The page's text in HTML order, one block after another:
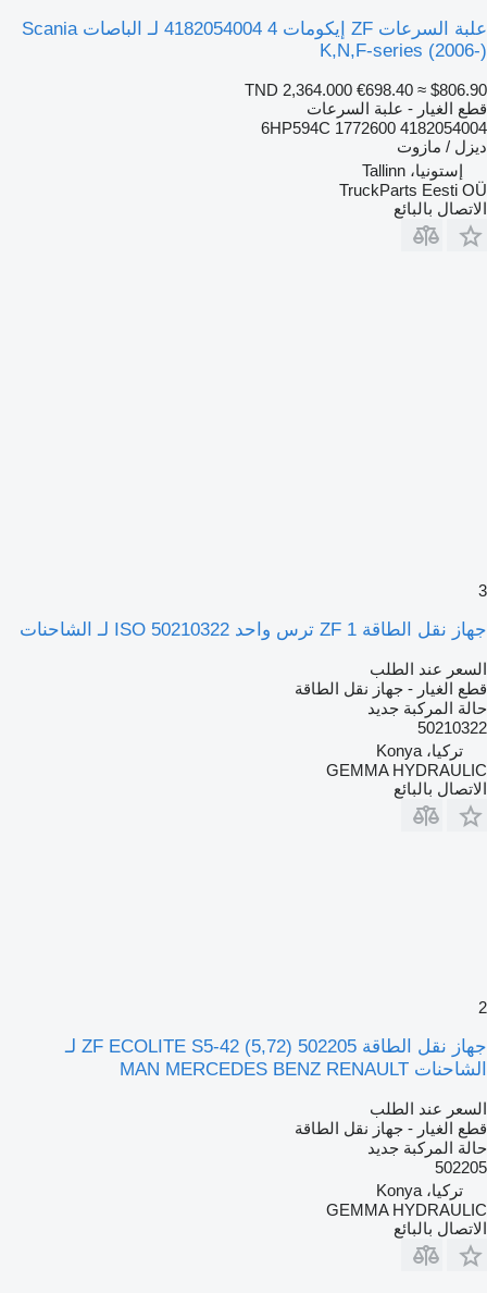
علبة السرعات ZF إيكومات 4 4182054004 لـ الباصات Scania
K,N,F-series (2006-)
TND 2,364.000 €698.40 ≈ $806.90
قطع الغيار - علبة السرعات
4182054004 6HP594C 1772600
ديزل / مازوت
إستونيا، Tallinn
TruckParts Eesti OÜ
الاتصال بالبائع
3
جهاز نقل الطاقة ZF 1 ترس واحد ISO 50210322 لـ الشاحنات
السعر عند الطلب
قطع الغيار - جهاز نقل الطاقة
حالة المركبة جديد
50210322
تركيا، Konya
GEMMA HYDRAULIC
الاتصال بالبائع
2
جهاز نقل الطاقة ZF ECOLITE S5-42 (5,72) 502205 لـ
الشاحنات MAN MERCEDES BENZ RENAULT
السعر عند الطلب
قطع الغيار - جهاز نقل الطاقة
حالة المركبة جديد
502205
تركيا، Konya
GEMMA HYDRAULIC
الاتصال بالبائع